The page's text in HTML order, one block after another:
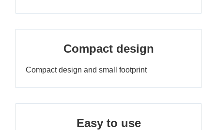
Compact design
Compact design and small footprint
Easy to use